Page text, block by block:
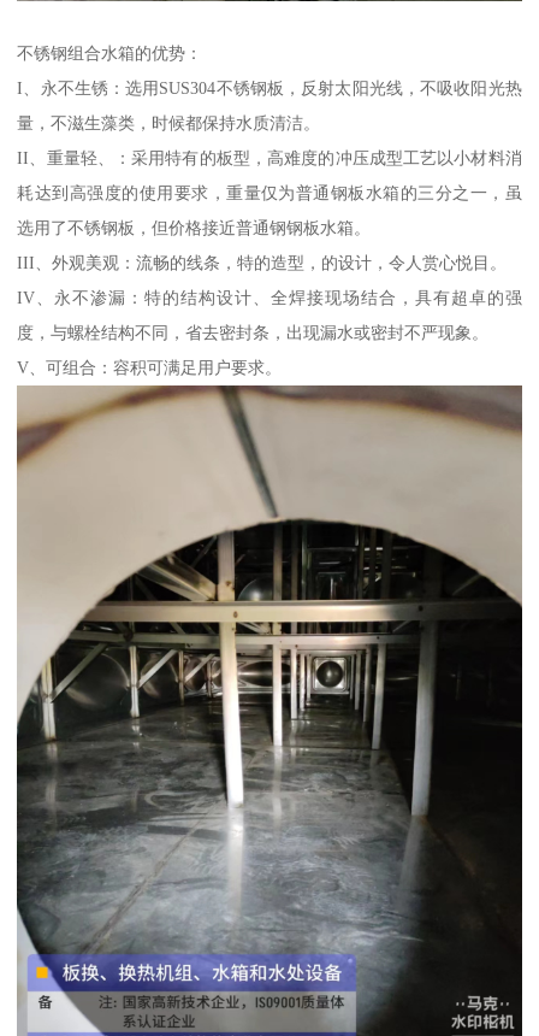
不锈钢组合水箱的优势：
I、永不生锈：选用SUS304不锈钢板，反射太阳光线，不吸收阳光热
量，不滋生藻类，时候都保持水质清洁。
II、重量轻、：采用特有的板型，高难度的冲压成型工艺以小材料消
耗达到高强度的使用要求，重量仅为普通钢板水箱的三分之一，虽
选用了不锈钢板，但价格接近普通钢钢板水箱。
III、外观美观：流畅的线条，特的造型，的设计，令人赏心悦目。
IV、永不渗漏：特的结构设计、全焊接现场结合，具有超卓的强
度，与螺栓结构不同，省去密封条，出现漏水或密封不严现象。
V、可组合：容积可满足用户要求。